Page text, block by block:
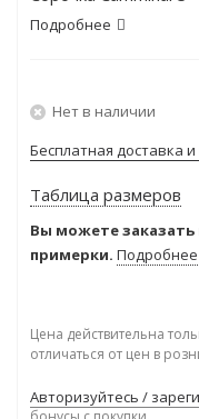
Подробнее
Нет в наличии
Бесплатная доставка
Таблица размеров
Вы можете заказать
примерки. Подробнее
Цена действительна
отличаться от цен в
Авторизуйтесь /